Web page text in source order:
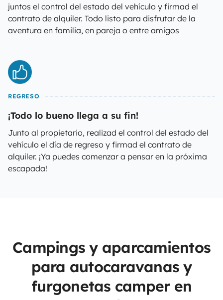
juntos el control del estado del vehículo y firmad el
contrato de alquiler. Todo listo para disfrutar de la
aventura en familia, en pareja o entre amigos
REGRESO
¡Todo lo bueno llega a su fin!
Junto al propietario, realizad el control del estado del
vehículo el día de regreso y firmad el contrato de
alquiler. ¡Ya puedes comenzar a pensar en la próxima
escapada!
Campings y aparcamientos
para autocaravanas y
furgonetas camper en